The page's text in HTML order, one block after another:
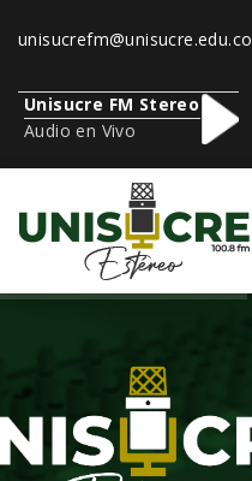
unisucrefm@unisucre.edu.co
Unisucre FM Stereo
Audio en Vivo